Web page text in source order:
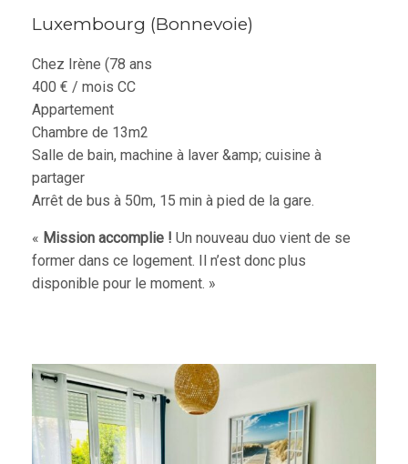
Luxembourg (Bonnevoie)
Chez Irène (78 ans
400 € / mois CC
Appartement
Chambre de 13m2
Salle de bain, machine à laver &amp; cuisine à
partager
Arrêt de bus à 50m, 15 min à pied de la gare.
« Mission accomplie ! Un nouveau duo vient de se
former dans ce logement. Il n’est donc plus
disponible pour le moment. »